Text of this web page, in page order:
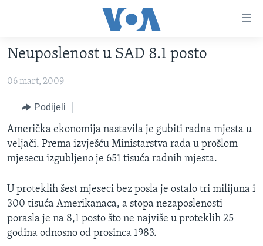
glavni
Pređi
navigaciju
Idi
na
TV PROGRAM
VIDEO
FOTOGRAFIJE DANA
VIJESTI
SJEDINJENE AMERIČKE DRŽAVE
SVIJET
NAUKA I TEHNOLOGIJA
SPECIJALNI PROJEKTI
KORUPCIJA
SLOBODA MEDIJA
ŽENSKA STRANA
Neuposlenost u SAD 8.1 posto
06 mart, 2009
Podijeli
Američka ekonomija nastavila je gubiti radna mjesta u
veljači. Prema izvješću Ministarstva rada u prošlom
mjesecu izgubljeno je 651 tisuća radnih mjesta.
U proteklih šest mjeseci bez posla je ostalo tri milijuna i
300 tisuća Amerikanaca, a stopa nezaposlenosti
porasla je na 8,1 posto što ne najviše u proteklih 25
godina odnosno od prosinca 1983.